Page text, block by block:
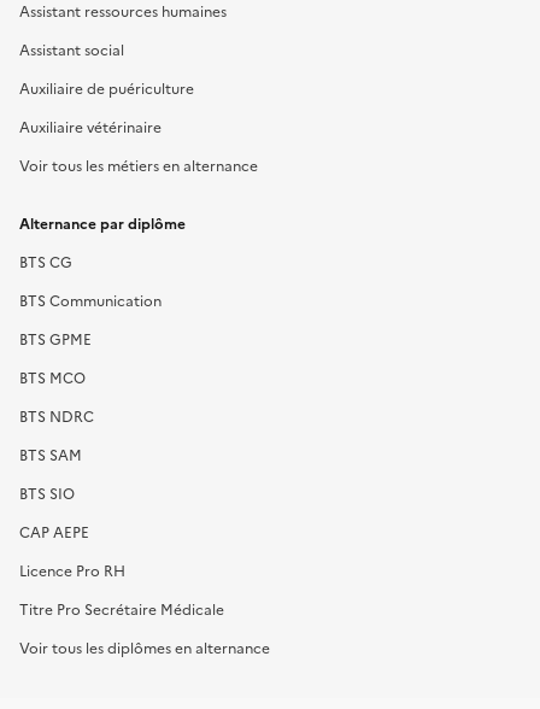
Assistant ressources humaines
Assistant social
Auxiliaire de puériculture
Auxiliaire vétérinaire
Voir tous les métiers en alternance
Alternance par diplôme
BTS CG
BTS Communication
BTS GPME
BTS MCO
BTS NDRC
BTS SAM
BTS SIO
CAP AEPE
Licence Pro RH
Titre Pro Secrétaire Médicale
Voir tous les diplômes en alternance